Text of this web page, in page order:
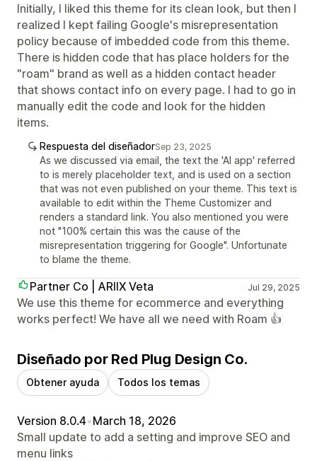
Initially, I liked this theme for its clean look, but then I
realized I kept failing Google's misrepresentation
policy because of imbedded code from this theme.
There is hidden code that has place holders for the
"roam" brand as well as a hidden contact header
that shows contact info on every page. I had to go in
manually edit the code and look for the hidden
items.
Respuesta del diseñadorSep 23, 2025
As we discussed via email, the text the 'AI app' referred
to is merely placeholder text, and is used on a section
that was not even published on your theme. This text is
available to edit within the Theme Customizer and
renders a standard link. You also mentioned you were
not "100% certain this was the cause of the
misrepresentation triggering for Google". Unfortunate
to blame the theme.
Partner Co | ARIIX Veta Jul 29, 2025
We use this theme for ecommerce and everything
works perfect! We have all we need with Roam 👍
Diseñado por Red Plug Design Co.
Obtener ayuda Todos los temas
Version 8.0.4•March 18, 2026
Small update to add a setting and improve SEO and
menu links